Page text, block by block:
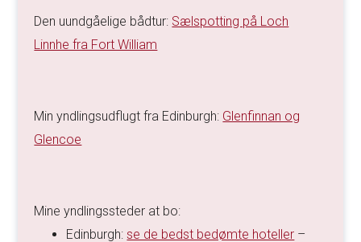
Den uundgåelige bådtur: Sælspotting på Loch
Linnhe fra Fort William
Min yndlingsudflugt fra Edinburgh: Glenfinnan og
Glencoe
Mine yndlingssteder at bo:
Edinburgh:se de bedst bedømte hoteller –